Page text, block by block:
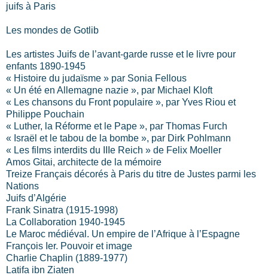
juifs à Paris
Les mondes de Gotlib
Les artistes Juifs de l’avant-garde russe et le livre pour
enfants 1890-1945
« Histoire du judaïsme » par Sonia Fellous
« Un été en Allemagne nazie », par Michael Kloft
« Les chansons du Front populaire », par Yves Riou et
Philippe Pouchain
« Luther, la Réforme et le Pape », par Thomas Furch
« Israël et le tabou de la bombe », par Dirk Pohlmann
« Les films interdits du IIIe Reich » de Felix Moeller
Amos Gitai, architecte de la mémoire
Treize Français décorés à Paris du titre de Justes parmi les
Nations
Juifs d’Algérie
Frank Sinatra (1915-1998)
La Collaboration 1940-1945
Le Maroc médiéval. Un empire de l’Afrique à l’Espagne
François Ier. Pouvoir et image
Charlie Chaplin (1889-1977)
Latifa ibn Ziaten